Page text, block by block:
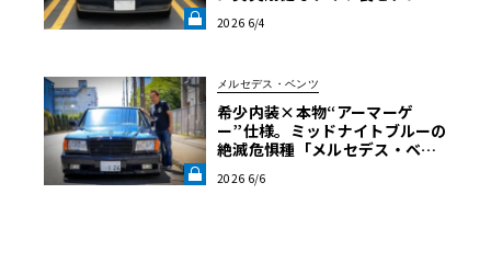
【メルセデス190E日記】第7回
2026 6/4
メルセデス・ベンツ
希少内装×本物“アーマーゲ
ー”仕様。ミッドナイトブルーの
絶滅危惧種「メルセデス・ベン
由【愛車と原体験】《LE VOLA
2026 6/6